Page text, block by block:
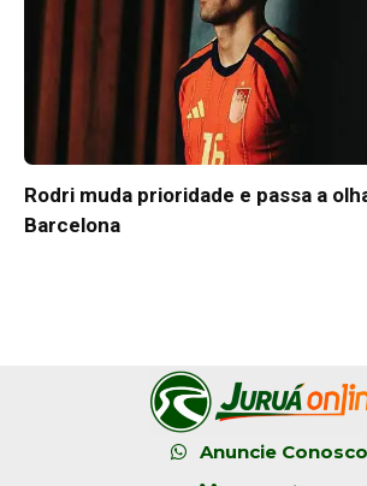
Rodri muda prioridade e passa a
Barcelona
Anuncie Conosco